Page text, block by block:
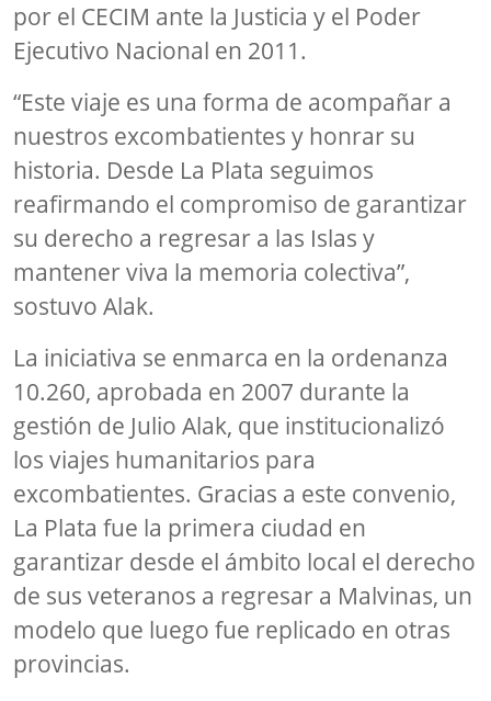
por el CECIM ante la Justicia y el Poder
Ejecutivo Nacional en 2011.
“Este viaje es una forma de acompañar a
nuestros excombatientes y honrar su
historia. Desde La Plata seguimos
reafirmando el compromiso de garantizar
su derecho a regresar a las Islas y
mantener viva la memoria colectiva”,
sostuvo Alak.
La iniciativa se enmarca en la ordenanza
10.260, aprobada en 2007 durante la
gestión de Julio Alak, que institucionalizó
los viajes humanitarios para
excombatientes. Gracias a este convenio,
La Plata fue la primera ciudad en
garantizar desde el ámbito local el derecho
de sus veteranos a regresar a Malvinas, un
modelo que luego fue replicado en otras
provincias.